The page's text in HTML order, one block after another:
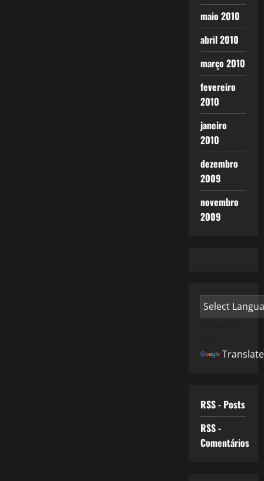
maio 2010
abril 2010
março 2010
fevereiro
2010
janeiro
2010
dezembro
2009
novembro
2009
Translate
RSS - Posts
RSS -
Comentários